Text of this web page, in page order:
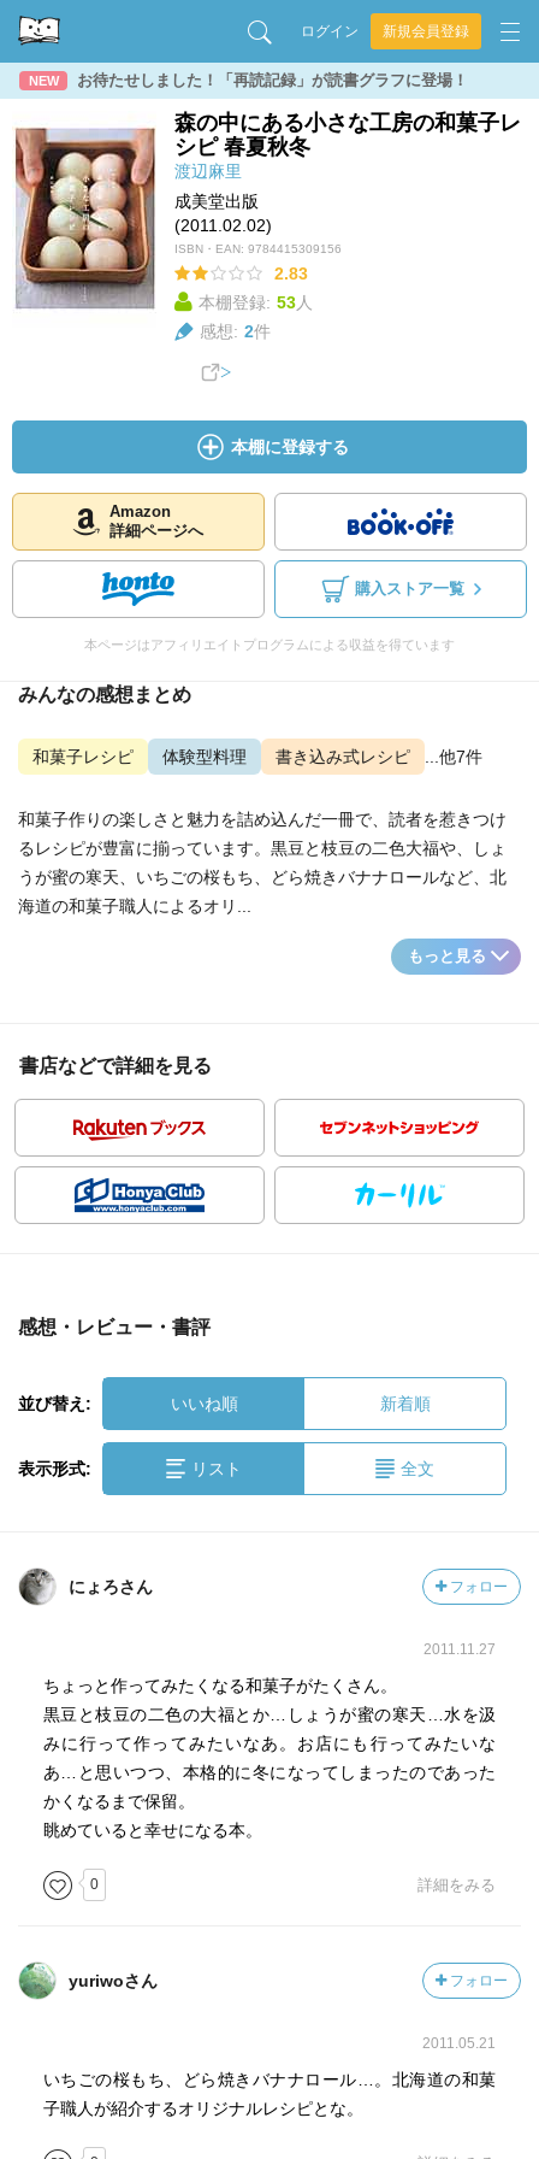
ログイン 新規会員登録
NEW お待たせしました！「再読記録」が読書グラフに登場！
森の中にある小さな工房の和菓子レ
シピ 春夏秋冬
渡辺麻里
成美堂出版
(2011.02.02)
ISBN・EAN: 9784415309156
2.83
本棚登録: 53人
感想: 2件
本棚に登録する
Amazon
詳細ページへ
購入ストア一覧
本ページはアフィリエイトプログラムによる収益を得ています
みんなの感想まとめ
和菓子レシピ 体験型料理 書き込み式レシピ ...他7件
和菓子作りの楽しさと魅力を詰め込んだ一冊で、読者を惹きつけ
るレシピが豊富に揃っています。黒豆と枝豆の二色大福や、しょ
うが蜜の寒天、いちごの桜もち、どら焼きバナナロールなど、北
海道の和菓子職人によるオリ...
もっと見る
書店などで詳細を見る
感想・レビュー・書評
並び替え: いいね順 新着順
表示形式: リスト 全文
にょろさん フォロー
2011.11.27
ちょっと作ってみたくなる和菓子がたくさん。
黒豆と枝豆の二色の大福とか…しょうが蜜の寒天…水を汲
みに行って作ってみたいなあ。お店にも行ってみたいな
あ…と思いつつ、本格的に冬になってしまったのであった
かくなるまで保留。
眺めていると幸せになる本。
0 詳細をみる
yuriwoさん フォロー
2011.05.21
いちごの桜もち、どら焼きバナナロール…。北海道の和菓
子職人が紹介するオリジナルレシピとな。